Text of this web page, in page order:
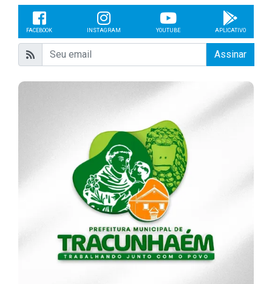
FACEBOOK INSTAGRAM YOUTUBE APLICATIVO
Assinar